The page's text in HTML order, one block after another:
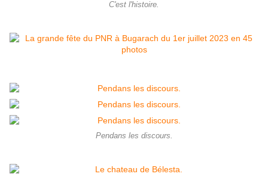
C'est l'histoire.
Pendans les discours.